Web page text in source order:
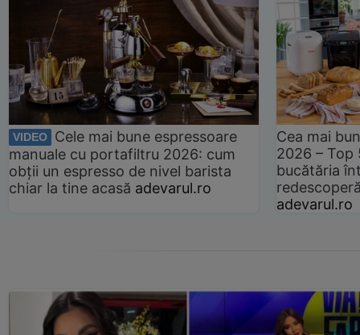
VIDEO
Cele mai bune espressoare
manuale cu portafiltru 2026: cum
obții un espresso de nivel barista
chiar la tine acasă adevarul.ro
Cea mai
2026 –
bucătăria
adevarul.ro